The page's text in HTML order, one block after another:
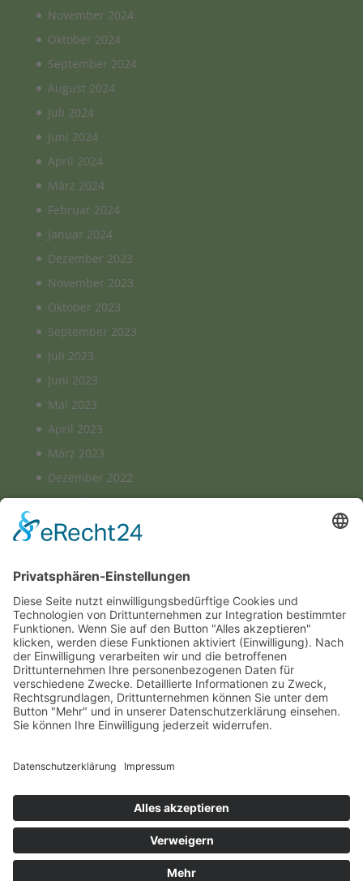
November 2024
Oktober 2024
September 2024
August 2024
Juli 2024
Juni 2024
April 2024
März 2024
Februar 2024
Januar 2024
Dezember 2023
November 2023
Oktober 2023
September 2023
Juli 2023
Juni 2023
Mai 2023
April 2023
März 2023
Dezember 2022
November 2022
August 2022
Januar 2022
August 2021
Februar 2021
Januar 2021
Juli 2020
Juni 2020
Mai 2020
März 2020
Februar 2020
Januar 2020